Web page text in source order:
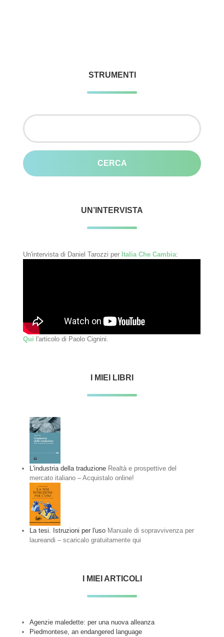
STRUMENTI
Ricerca
UN’INTERVISTA
Un'intervista di Daniel Tarozzi per Italia Che Cambia:
Qui l'articolo di Paolo Cignini.
I MIEI LIBRI
L'industria della traduzione Realtà e prospettive del
mercato italiano – Acquistalo online!
La tesi. Istruzioni per l'uso Manuale di sopravvivenza per
laureandi – scaricalo gratuitamente qui
I MIEI ARTICOLI
Agenzie maledette: per una nuova alleanza
Piedmontese, an endangered language